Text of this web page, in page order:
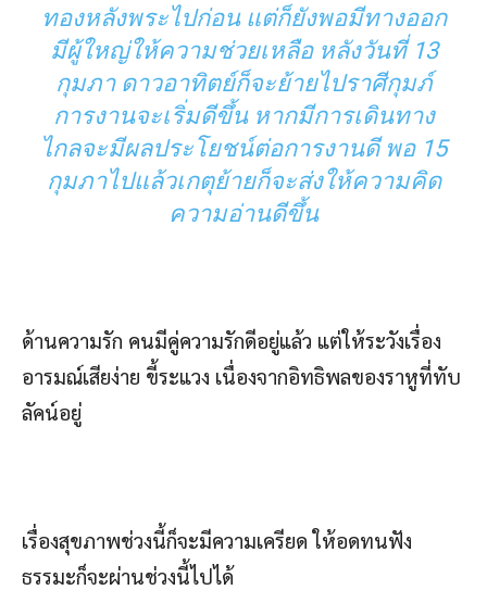
ทองหลังพระไปก่อน แต่ก็ยังพอมีทางออก
มีผู้ใหญ่ให้ความช่วยเหลือ หลังวันที่ 13
กุมภา ดาวอาทิตย์ก็จะย้ายไปราศีกุมภ์
การงานจะเริ่มดีขึ้น หากมีการเดินทาง
ไกลจะมีผลประโยชน์ต่อการงานดี พอ 15
กุมภาไปแล้วเกตุย้ายก็จะส่งให้ความคิด
ความอ่านดีขึ้น
ด้านความรัก คนมีคู่ความรักดีอยู่แล้ว แต่ให้ระวังเรื่อง
อารมณ์เสียง่าย ขี้ระแวง เนื่องจากอิทธิพลของราหูที่ทับ
ลัคน์อยู่
เรื่องสุขภาพช่วงนี้ก็จะมีความเครียด ให้อดทนฟัง
ธรรมะก็จะผ่านช่วงนี้ไปได้